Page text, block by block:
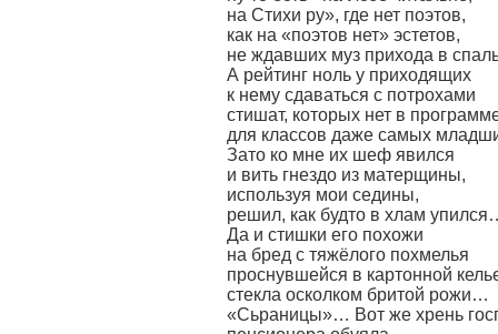
на Стихи ру», где нет поэтов,
как на «поэтов нет» эстетов,
не ждавших муз прихода в
А рейтинг ноль у приходящих
к нему сдаваться с потрохами
стишат, которых нет в
для классов даже самых
Зато ко мне их шеф явился
и вить гнездо из матерщины,
используя мои седины,
решил, как будто в хлам
Да и стишки его похожи
на бред с тяжёлого похмелья
проснувшейся в картонной
стекла осколком бритой рожи…
«Сьраницы»… Вот же хрень